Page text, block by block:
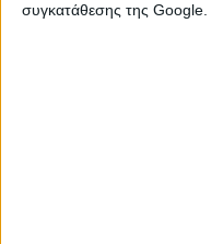
συγκατάθεσης της Google.
Sheepskin